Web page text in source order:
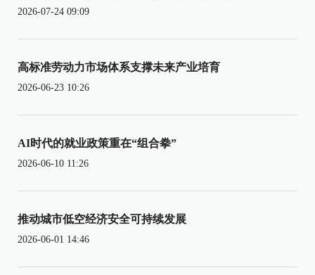
2026-07-24 09:09
高标准劳动力市场体系支撑未来产业培育
2026-06-23 10:26
AI时代的就业政策重在“组合拳”
2026-06-10 11:26
推动城市低空经济安全可持续发展
2026-06-01 14:46